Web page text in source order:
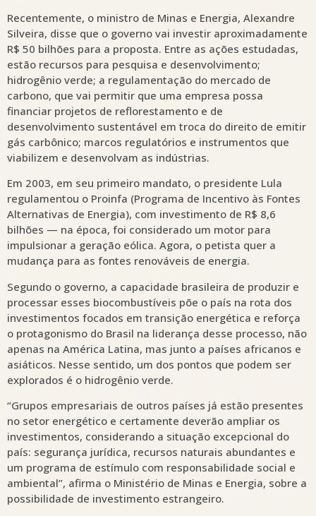
Recentemente, o ministro de Minas e Energia, Alexandre
Silveira, disse que o governo vai investir aproximadamente
R$ 50 bilhões para a proposta. Entre as ações estudadas,
estão recursos para pesquisa e desenvolvimento;
hidrogênio verde; a regulamentação do mercado de
carbono, que vai permitir que uma empresa possa
financiar projetos de reflorestamento e de
desenvolvimento sustentável em troca do direito de emitir
gás carbônico; marcos regulatórios e instrumentos que
viabilizem e desenvolvam as indústrias.
Em 2003, em seu primeiro mandato, o presidente Lula
regulamentou o Proinfa (Programa de Incentivo às Fontes
Alternativas de Energia), com investimento de R$ 8,6
bilhões — na época, foi considerado um motor para
impulsionar a geração eólica. Agora, o petista quer a
mudança para as fontes renováveis de energia.
Segundo o governo, a capacidade brasileira de produzir e
processar esses biocombustíveis põe o país na rota dos
investimentos focados em transição energética e reforça
o protagonismo do Brasil na liderança desse processo, não
apenas na América Latina, mas junto a países africanos e
asiáticos. Nesse sentido, um dos pontos que podem ser
explorados é o hidrogênio verde.
“Grupos empresariais de outros países já estão presentes
no setor energético e certamente deverão ampliar os
investimentos, considerando a situação excepcional do
país: segurança jurídica, recursos naturais abundantes e
um programa de estímulo com responsabilidade social e
ambiental”, afirma o Ministério de Minas e Energia, sobre a
possibilidade de investimento estrangeiro.